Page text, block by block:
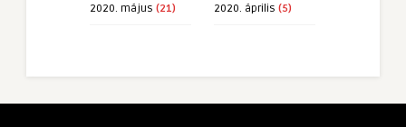
2020. május (21) 2020. április (5)